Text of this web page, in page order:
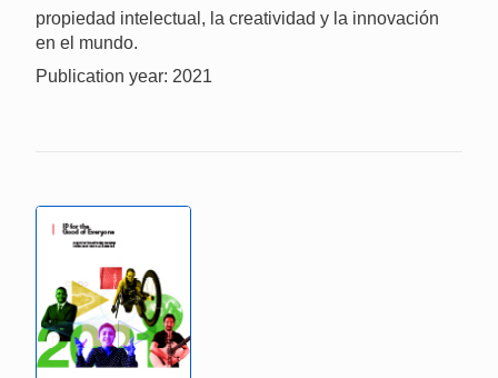
propiedad intelectual, la creatividad y la innovación
en el mundo.
Publication year: 2021